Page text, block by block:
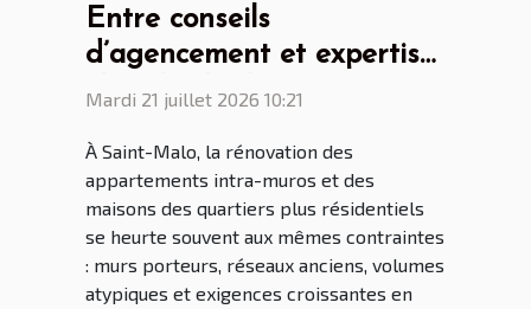
Entre conseils
d’agencement et expertise
: le rôle clé du cuisiniste
rénovation malouine
Mardi 21 juillet 2026 10:21
À Saint-Malo, la rénovation des
appartements intra-muros et des
maisons des quartiers plus résidentiels
se heurte souvent aux mêmes contraintes
: murs porteurs, réseaux anciens, volumes
atypiques et exigences croissantes en